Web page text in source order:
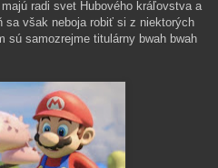
radi svet Hubového kráľovstva a
sa však neboja robiť si z niektorých
samozrejme titulárny bwah bwah